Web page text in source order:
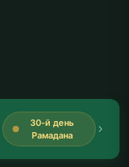
30-й день
Рамадана